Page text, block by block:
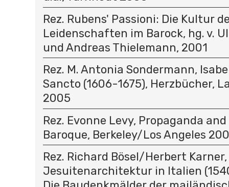
Rez. Rubens' Passioni: Die Kultur
Leidenschaften im Barock, hg. v.
und Andreas Thielemann, 2001
Rez. M. Antonia Sondermann,
Sancto (1606-1675), Herzbücher,
2005
Rez. Evonne Levy, Propaganda
Baroque, Berkeley/Los Angeles
Rez. Richard Bösel/Herbert Karner,
Jesuitenarchitektur in Italien